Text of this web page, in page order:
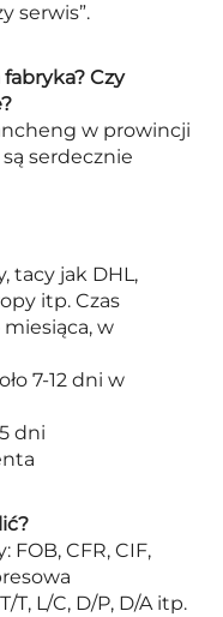
serwis”.
Czy
w prowincji
serdecznie
tacy jak DHL,
itp. Czas
w
7-12 dni w
dni
CFR, CIF,
L/C, D/P, D/A itp.